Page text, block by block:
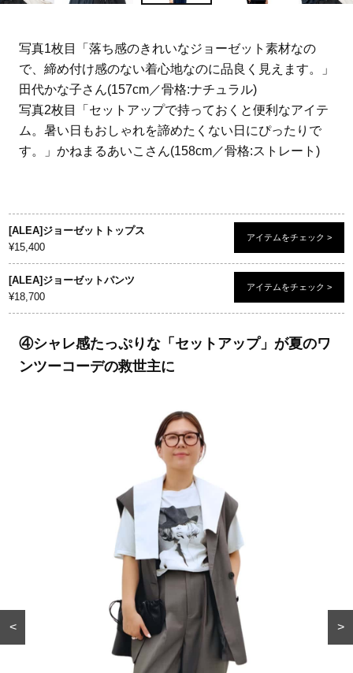
写真1枚目「落ち感のきれいなジョーゼット素材なの
で、締め付け感のない着心地なのに品良く見えます。」
田代かな子さん(157cm／骨格:ナチュラル)
写真2枚目「セットアップで持っておくと便利なアイテ
ム。暑い日もおしゃれを諦めたくない日にぴったりで
す。」かねまるあいこさん(158cm／骨格:ストレート)
[ALEA]ジョーゼットトップス
¥15,400
アイテムをチェック >
[ALEA]ジョーゼットパンツ
¥18,700
アイテムをチェック >
④シャレ感たっぷりな「セットアップ」が夏のワ
ンツーコーデの救世主に
< >